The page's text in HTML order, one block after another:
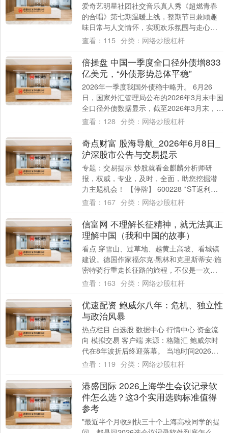
爱奇艺明星社团社交音乐真人秀《超燃青春
的合唱》第七期温暖上线，整期节目兼顾趣
味日常与人文情怀，实现欢乐氛围与走心共
情双向落地。燃青团一边在迪士尼研学、线
查看： 115 分类： 网络炒股杠杆
倍操盘 中国一季度全口径外债增833
亿美元，“外债形势总体平稳”
2026年一季度我国外债稳中略升。 6月26
日，国家外汇管理局公布的2026年3月末中国
全口径外债数据显示，截至2026年3月末，我
国全口径（含本外币）外债余额....
查看： 128 分类： 网络炒股杠杆
奇点财富 股海导航_2026年6月8日_
沪深股市公告与交易提示
专题：交易提示 炒股就看金麒麟分析师研
报，权威，专业，及时，全面，助您挖掘潜
力主题机会！ 【停牌】 600228 *ST返利
300831 派瑞股份（维权） 【....
查看： 167 分类： 网络炒股杠杆
信富网 不理解长征精神，就无法真正
理解中国（我和中国的故事）
看点 穿雪山、过草地、越黄土高坡、看城镇
建设。德国作家福尔克·黑林和克里斯蒂安·施
密特骑行重走长征路的旅程，不仅是一次对
体力与意志的极限挑战，更是一次感悟中国
查看： 163 分类： 网络炒股杠杆
优速配资 鲍威尔八年：危机、独立性
与政治风暴
热点栏目 自选股 数据中心 行情中心 资金流
向 模拟交易 客户端 来源：格隆汇 鲍威尔时
代在8年波折后终迎落幕。 当地时间2026年5
月15日，是鲍威尔任美联储....
查看： 119 分类： 网络炒股杠杆
港盛国际 2026上海学生会议记录软
件怎么选？这3个实用选购标准值得
参考
"最近半个月收到快三十个上海高校同学的提